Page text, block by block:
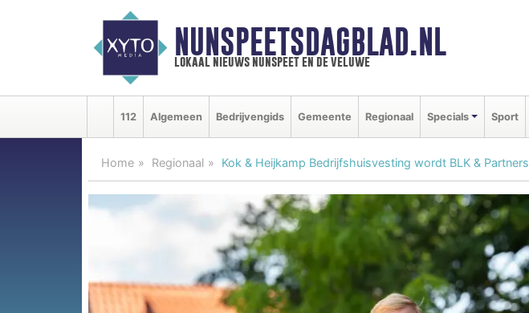
NUNSPEETSDAGBLAD.NL
lokaal nieuws nunspeet en de veluwe
112 Algemeen Bedrijvengids Gemeente Regionaal Specials Sport
Home Regionaal Kok & Heijkamp Bedrijfshuisvesting wordt BLK & Partners